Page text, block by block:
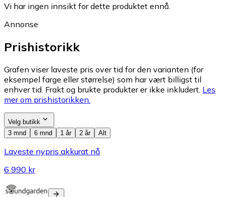
Vi har ingen innsikt for dette produktet ennå.
Annonse
Prishistorikk
Grafen viser laveste pris over tid for den varianten (for
eksempel farge eller størrelse) som har vært billigst til
enhver tid. Frakt og brukte produkter er ikke inkludert. Les
mer om prishistorikken.
Velg butikk
3 mnd
6 mnd 1 år 2 år Alt
Laveste nypris akkurat nå
6 990 kr